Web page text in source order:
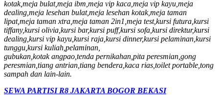
kotak,meja bulat,meja ibm,meja vip kaca,meja vip kayu,meja
dealing,meja lesehan bulat,meja lesehan kotak,meja taman
lipat,meja taman xtra,meja taman 2in1,meja test,kursi futura,kursi
tiffany,kursi olivia,kursi bar,kursi puff,kursi sofa,kursi direktur,kursi
dealing,kursi vip kayu,kursi raja,kursi dinner,kursi pelaminan,kursi
tunggu,kursi kuliah,pelaminan,
gubukan,kotak angpao,tenda pernikahan,pita peresmian,gong
peresmian,tiang antrian,tiang bendera,kaca rias,toilet portable,tong
sampah dan lain-lain.
SEWA PARTISI R8 JAKARTA BOGOR BEKASI